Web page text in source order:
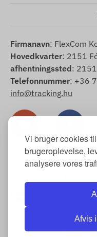
Vi bruger cookies
brugeroplevelse,
analysere vores
Afvis
Firmanavn: FlexCom
Hovedkvarter: 2151
afhentningssted:
Telefonnummer: +36
info@tracking.hu
Ophavsret © 2025
Cookie-meddelelse
Fortrydelsesret-